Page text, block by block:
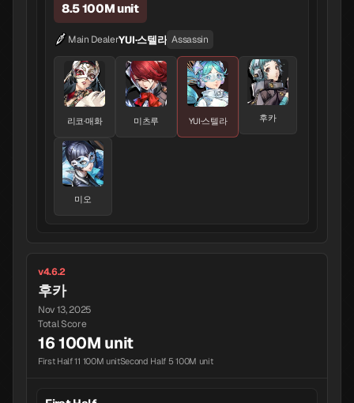
8.5 100M unit
Main DealerYUI·스텔라 Assassin
리코·매화 미츠루 YUI·스텔라 후카
미오
v4.6.2
후카
Nov 13, 2025
Total Score
16 100M unit
First Half 11 100M unitSecond Half 5 100M unit